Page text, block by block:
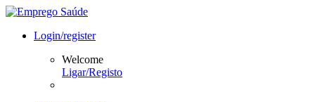
Login/register
Welcome
Ligar/Registo